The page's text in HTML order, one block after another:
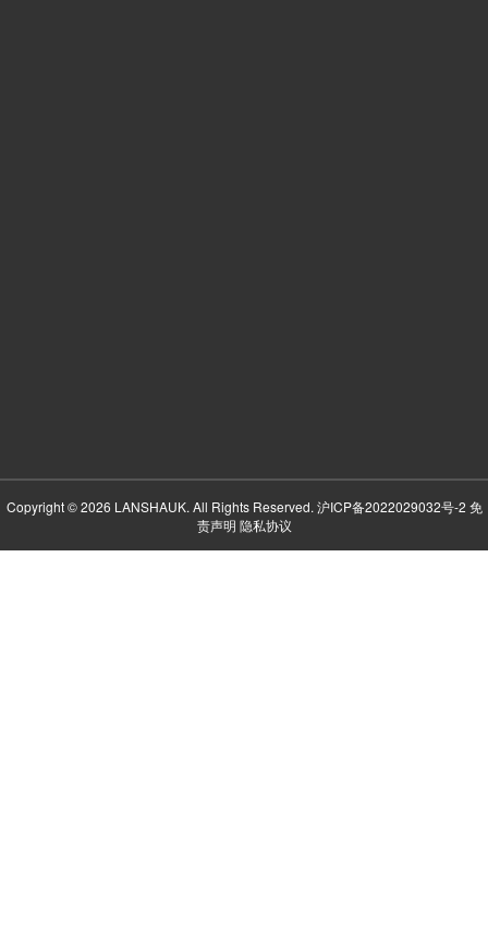
Copyright © 2026 LANSHAUK. All Rights Reserved. 沪ICP备2022029032号-2 免
责声明 隐私协议